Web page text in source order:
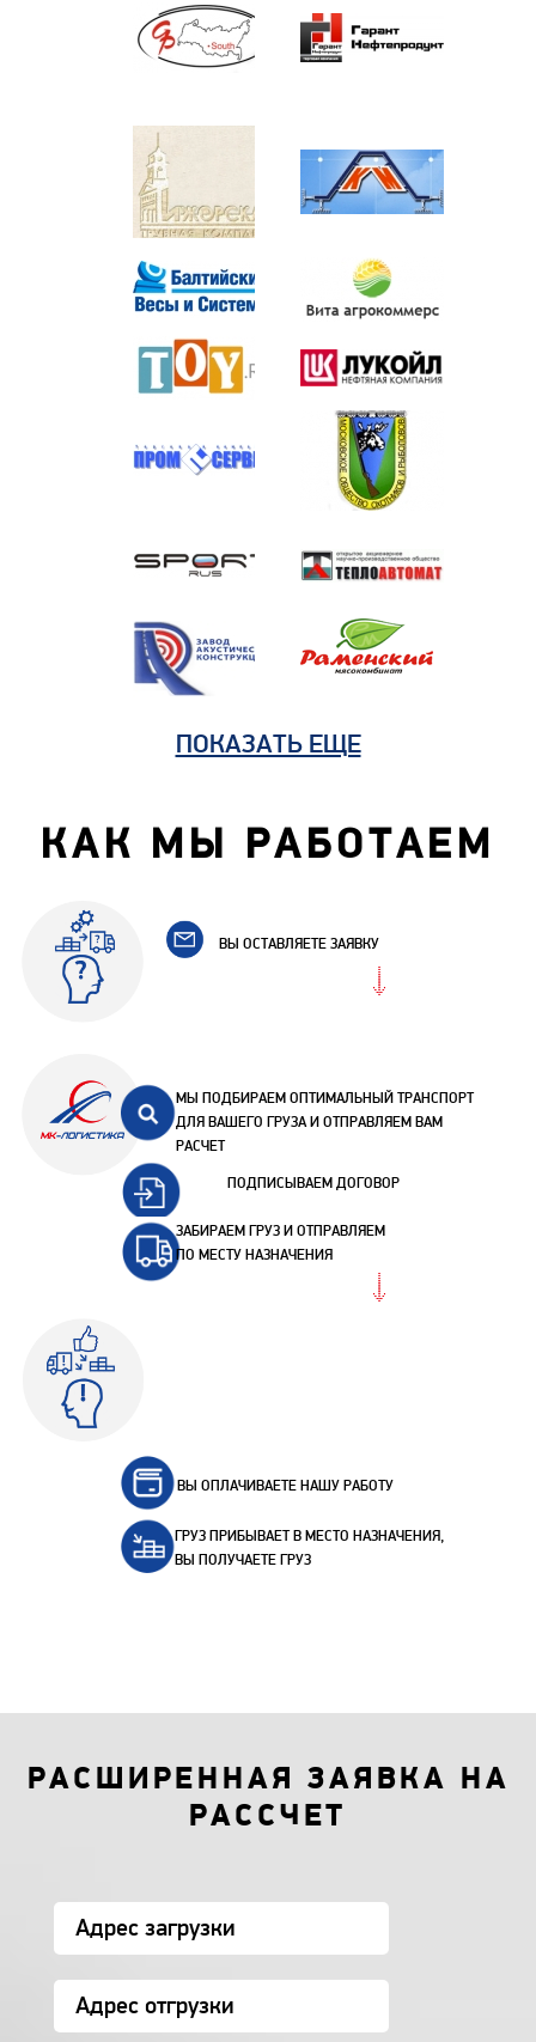
ПОКАЗАТЬ ЕЩЕ
КАК МЫ РАБОТАЕМ
ВЫ ОСТАВЛЯЕТЕ ЗАЯВКУ
МЫ ПОДБИРАЕМ ОПТИМАЛЬНЫЙ ТРАНСПОРТ
ДЛЯ ВАШЕГО ГРУЗА И ОТПРАВЛЯЕМ ВАМ
РАСЧЕТ
ПОДПИСЫВАЕМ ДОГОВОР
ЗАБИРАЕМ ГРУЗ И ОТПРАВЛЯЕМ
ПО МЕСТУ НАЗНАЧЕНИЯ
ВЫ ОПЛАЧИВАЕТЕ НАШУ РАБОТУ
ГРУЗ ПРИБЫВАЕТ В МЕСТО НАЗНАЧЕНИЯ,
ВЫ ПОЛУЧАЕТЕ ГРУЗ
РАСШИРЕННАЯ ЗАЯВКА НА
РАССЧЕТ